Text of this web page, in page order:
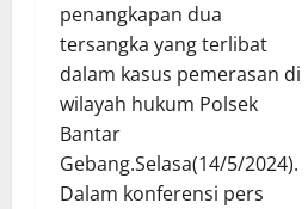
penangkapan dua
tersangka yang terlibat
dalam kasus pemerasan di
wilayah hukum Polsek
Bantar
Gebang.Selasa(14/5/2024).
Dalam konferensi pers